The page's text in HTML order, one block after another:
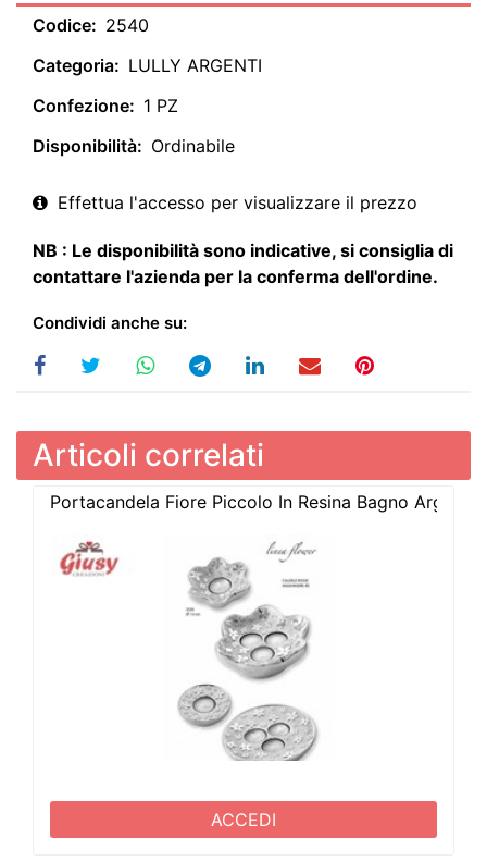
Codice: 2540
Categoria: LULLY ARGENTI
Confezione: 1 PZ
Disponibilità: Ordinabile
Effettua l'accesso per visualizzare il prezzo
NB : Le disponibilità sono indicative, si consiglia di
contattare l'azienda per la conferma dell'ordine.
Condividi anche su:
Articoli correlati
Portacandela Fiore Piccolo In Resina Bagno
ACCEDI